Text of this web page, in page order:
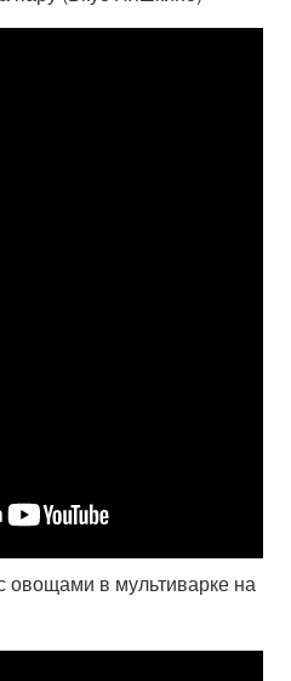
в мультиварке на